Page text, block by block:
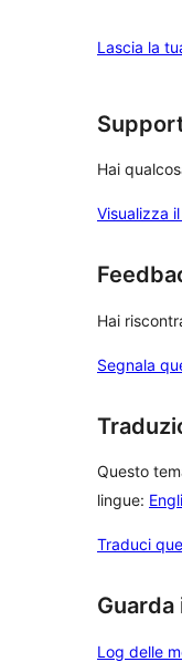
stelle
2-
recensioni
stelle
Lascia la
Hai
Visualizza
Hai
Segnala
Questo
lingue:
Traduci
Log delle